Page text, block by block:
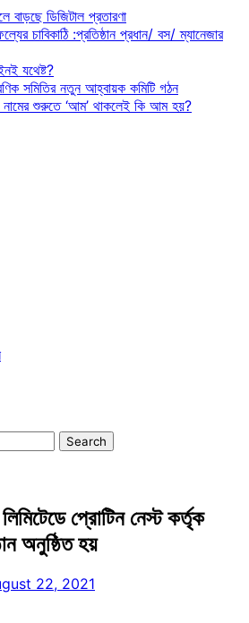
বাড়ছে ডিজিটাল প্রতারণা
চাবিকাঠি :প্রতিষ্ঠান প্রধান/ বস/ ম্যানেজার
যথেষ্ট?
সমিতির নতুন আহ্বায়ক কমিটি গঠন
শুরুতে ‘আম’ থাকলেই কি আম হয়?
লিমিটেডে প্রোটিন নেস্ট কর্তৃক
অনুষ্ঠিত হয়
22, 2021